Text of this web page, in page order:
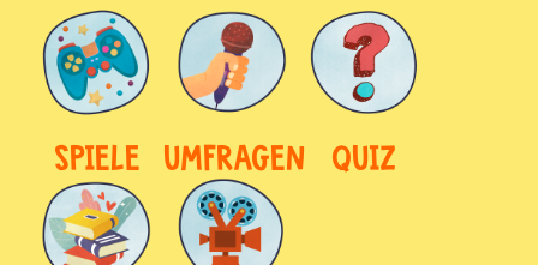
SPIELE UMFRAGEN QUIZ